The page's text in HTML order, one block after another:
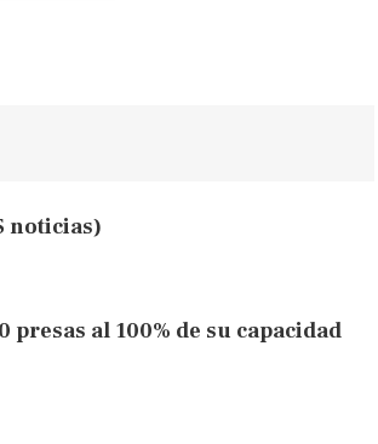
noticias)
presas al 100% de su capacidad